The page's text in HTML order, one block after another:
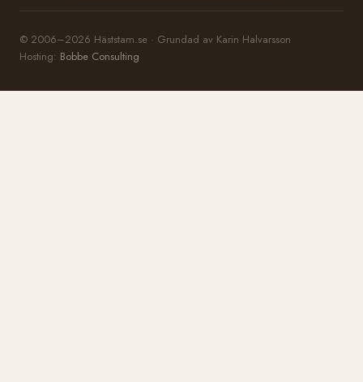
© 2006–2026 Häststam.se · Grundad av Karin Halvarsson
Hosting: Bobbe Consulting